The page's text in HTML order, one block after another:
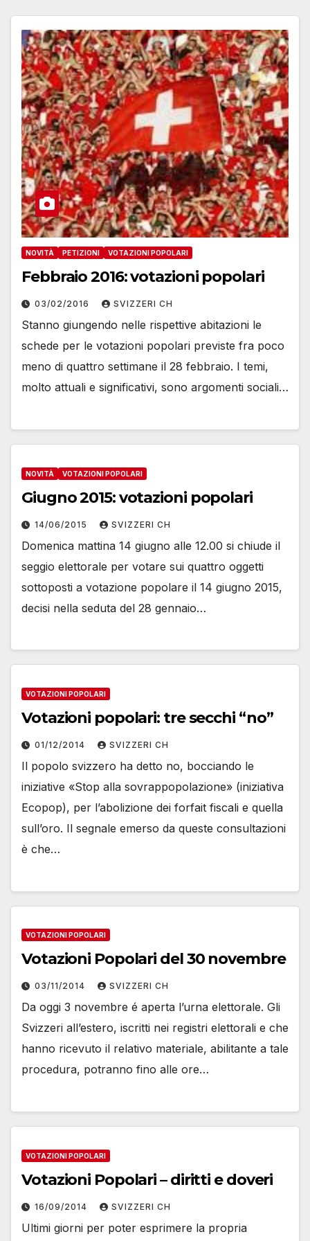
NOVITÀ PETIZIONI VOTAZIONI POPOLARI
Febbraio 2016: votazioni popolari
03/02/2016 SVIZZERI CH
Stanno giungendo nelle rispettive abitazioni le
schede per le votazioni popolari previste fra poco
meno di quattro settimane il 28 febbraio. I temi,
molto attuali e significativi, sono argomenti sociali…
NOVITÀ VOTAZIONI POPOLARI
Giugno 2015: votazioni popolari
14/06/2015 SVIZZERI CH
Domenica mattina 14 giugno alle 12.00 si chiude il
seggio elettorale per votare sui quattro oggetti
sottoposti a votazione popolare il 14 giugno 2015,
decisi nella seduta del 28 gennaio…
VOTAZIONI POPOLARI
Votazioni popolari: tre secchi “no”
01/12/2014 SVIZZERI CH
Il popolo svizzero ha detto no, bocciando le
iniziative «Stop alla sovrappopolazione» (iniziativa
Ecopop), per l’abolizione dei forfait fiscali e quella
sull’oro. Il segnale emerso da queste consultazioni
è che…
VOTAZIONI POPOLARI
Votazioni Popolari del 30 novembre
03/11/2014 SVIZZERI CH
Da oggi 3 novembre é aperta l’urna elettorale. Gli
Svizzeri all’estero, iscritti nei registri elettorali e che
hanno ricevuto il relativo materiale, abilitante a tale
procedura, potranno fino alle ore…
VOTAZIONI POPOLARI
Votazioni Popolari – diritti e doveri
16/09/2014 SVIZZERI CH
Ultimi giorni per poter esprimere la propria